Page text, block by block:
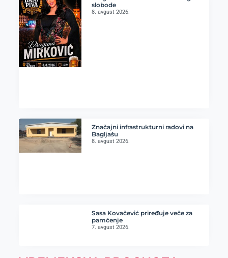
slobode
8. avgust 2026.
Značajni infrastrukturni radovi na
Bagljašu
8. avgust 2026.
Sasa Kovačević priređuje veče za
pamćenje
7. avgust 2026.